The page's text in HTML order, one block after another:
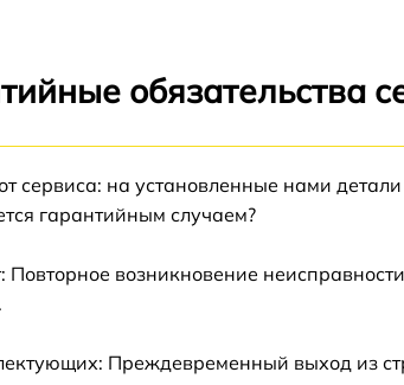
термодатчика Zanussi ZHN 722 W
обязательства
сервиса: на установленные нами
гарантийным случаем?
Повторное возникновение
Преждевременный выход из